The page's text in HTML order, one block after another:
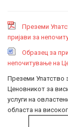
Преземи
пријави за
Образец за
непочитување на
Преземи Упатство
Ценовникот за
услуги на
областа на